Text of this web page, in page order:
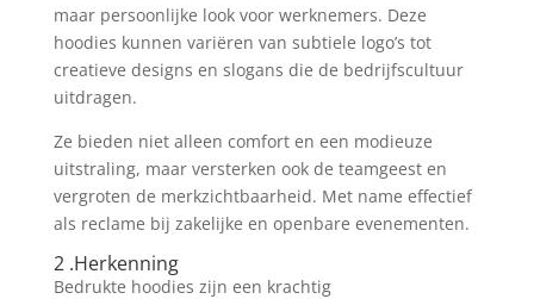
maar persoonlijke look voor werknemers. Deze
hoodies kunnen variëren van subtiele logo’s tot
creatieve designs en slogans die de bedrijfscultuur
uitdragen.
Ze bieden niet alleen comfort en een modieuze
uitstraling, maar versterken ook de teamgeest en
vergroten de merkzichtbaarheid. Met name effectief
als reclame bij zakelijke en openbare evenementen.
2 .Herkenning
Bedrukte hoodies zijn een krachtig